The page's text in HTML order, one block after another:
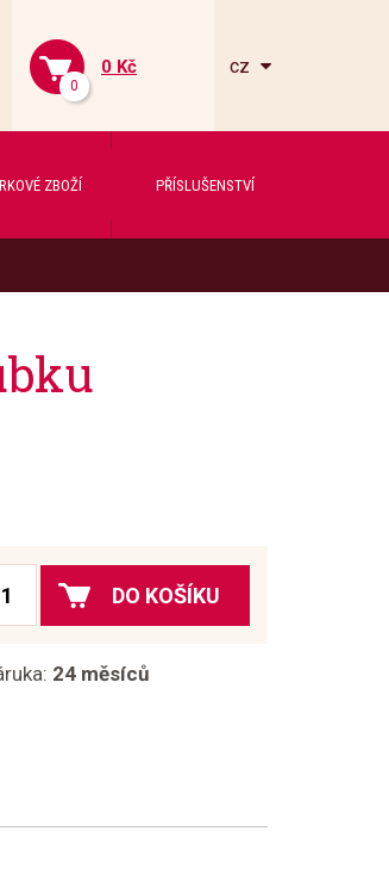
0
0 Kč cz
ZBOŽÍ PŘÍSLUŠENSTVÍ
DO KOŠÍKU
24 měsíců